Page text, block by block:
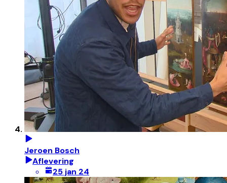
Jeroen Bosch
Aflevering
25 jan 24